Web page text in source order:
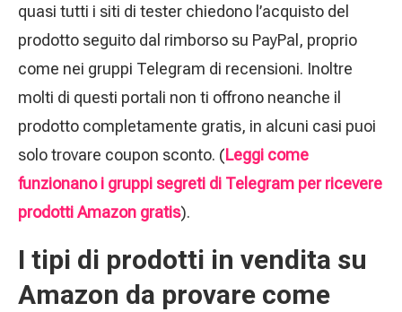
quasi tutti i siti di tester chiedono l’acquisto del
prodotto seguito dal rimborso su PayPal, proprio
come nei gruppi Telegram di recensioni. Inoltre
molti di questi portali non ti offrono neanche il
prodotto completamente gratis, in alcuni casi puoi
solo trovare coupon sconto. (Leggi come
funzionano i gruppi segreti di Telegram per ricevere
prodotti Amazon gratis).
I tipi di prodotti in vendita su
Amazon da provare come